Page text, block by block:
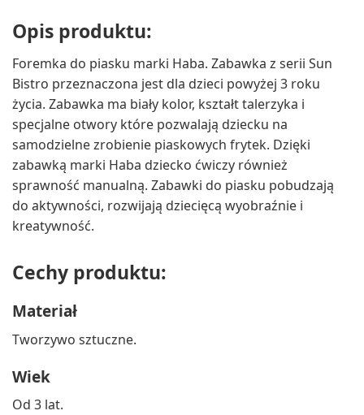
Opis produktu:
Foremka do piasku marki Haba. Zabawka z serii Sun
Bistro przeznaczona jest dla dzieci powyżej 3 roku
życia. Zabawka ma biały kolor, kształt talerzyka i
specjalne otwory które pozwalają dziecku na
samodzielne zrobienie piaskowych frytek. Dzięki
zabawką marki Haba dziecko ćwiczy również
sprawność manualną. Zabawki do piasku pobudzają
do aktywności, rozwijają dziecięcą wyobraźnie i
kreatywność.
Cechy produktu:
Materiał
Tworzywo sztuczne.
Wiek
Od 3 lat.